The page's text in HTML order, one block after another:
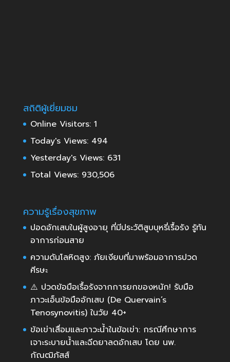
สถิติผู้เยี่ยมชม
Online Visitors: 1
Today's Views: 494
Yesterday's Views: 631
Total Views: 930,506
ความรู้เรื่องสุขภาพ
ปอดอักเสบในผู้สูงอายุ ที่มีประวัติสูบบุหรี่เรื้อรัง รู้ทัน
อาการก่อนสาย
ความดันโลหิตสูง: ภัยเงียบที่มาพร้อมอาการปวด
ศีรษะ
⚠️ ปวดข้อมือเรื้อรังจากการยกของหนัก! รับมือ
ภาวะเอ็นข้อมืออักเสบ (De Quervain’s
Tenosynovitis) ในวัย 40+
ข้อเข่าเสื่อมและภาวะน้ำในข้อเข่า: กรณีศึกษาการ
เจาะระบายน้ำและฉีดยาลดอักเสบ โดย นพ.
กัณฒิภัสส์